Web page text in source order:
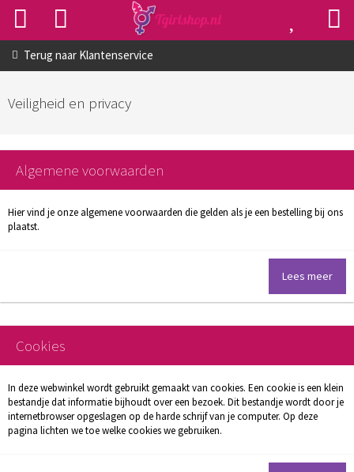
Terug naar Klantenservice
Veiligheid en privacy
Algemene voorwaarden
Hier vind je onze algemene voorwaarden die gelden als je een bestelling bij ons
plaatst.
Lees meer
Cookies
In deze webwinkel wordt gebruikt gemaakt van cookies. Een cookie is een klein
bestandje dat informatie bijhoudt over een bezoek. Dit bestandje wordt door je
internetbrowser opgeslagen op de harde schrijf van je computer. Op deze
pagina lichten we toe welke cookies we gebruiken.